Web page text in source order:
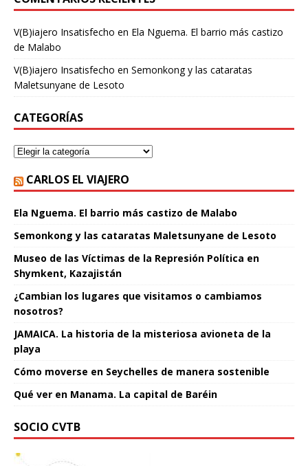
V(B)iajero Insatisfecho en Ela Nguema. El barrio más castizo
de Malabo
V(B)iajero Insatisfecho en Semonkong y las cataratas
Maletsunyane de Lesoto
CATEGORÍAS
CARLOS EL VIAJERO
Ela Nguema. El barrio más castizo de Malabo
Semonkong y las cataratas Maletsunyane de Lesoto
Museo de las Víctimas de la Represión Política en
Shymkent, Kazajistán
¿Cambian los lugares que visitamos o cambiamos
nosotros?
JAMAICA. La historia de la misteriosa avioneta de la
playa
Cómo moverse en Seychelles de manera sostenible
Qué ver en Manama. La capital de Baréin
SOCIO CVTB